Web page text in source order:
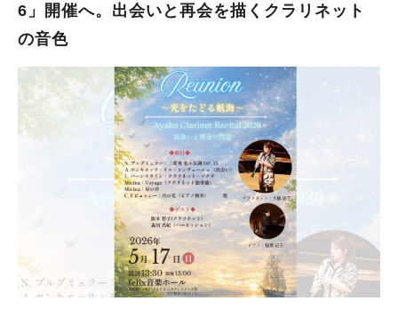
6」開催へ。出会いと再会を描くクラリネット
の音色